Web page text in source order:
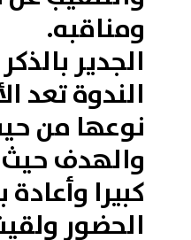
ومناقبه.
الجدير
الندوة تعد
نوعها من
والهدف حيث
كبيرا
الحضور